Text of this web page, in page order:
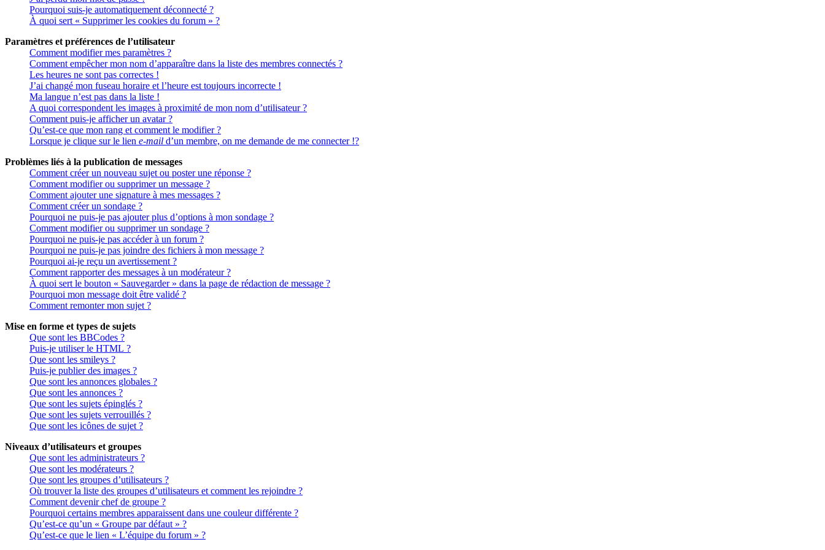
Pourquoi suis-je automatiquement déconnecté ?
À quoi sert « Supprimer les cookies du forum » ?
Paramètres et préférences de l’utilisateur
Comment modifier mes paramètres ?
Comment empêcher mon nom d’apparaître dans la liste des membres connectés ?
Les heures ne sont pas correctes !
J’ai changé mon fuseau horaire et l’heure est toujours incorrecte !
Ma langue n’est pas dans la liste !
A quoi correspondent les images à proximité de mon nom d’utilisateur ?
Comment puis-je afficher un avatar ?
Qu’est-ce que mon rang et comment le modifier ?
Lorsque je clique sur le lien e-mail d’un membre, on me demande de me connecter !?
Problèmes liés à la publication de messages
Comment créer un nouveau sujet ou poster une réponse ?
Comment modifier ou supprimer un message ?
Comment ajouter une signature à mes messages ?
Comment créer un sondage ?
Pourquoi ne puis-je pas ajouter plus d’options à mon sondage ?
Comment modifier ou supprimer un sondage ?
Pourquoi ne puis-je pas accéder à un forum ?
Pourquoi ne puis-je pas joindre des fichiers à mon message ?
Pourquoi ai-je reçu un avertissement ?
Comment rapporter des messages à un modérateur ?
À quoi sert le bouton « Sauvegarder » dans la page de rédaction de message ?
Pourquoi mon message doit être validé ?
Comment remonter mon sujet ?
Mise en forme et types de sujets
Que sont les BBCodes ?
Puis-je utiliser le HTML ?
Que sont les smileys ?
Puis-je publier des images ?
Que sont les annonces globales ?
Que sont les annonces ?
Que sont les sujets épinglés ?
Que sont les sujets verrouillés ?
Que sont les icônes de sujet ?
Niveaux d’utilisateurs et groupes
Que sont les administrateurs ?
Que sont les modérateurs ?
Que sont les groupes d’utilisateurs ?
Où trouver la liste des groupes d’utilisateurs et comment les rejoindre ?
Comment devenir chef de groupe ?
Pourquoi certains membres apparaissent dans une couleur différente ?
Qu’est-ce qu’un « Groupe par défaut » ?
Qu’est-ce que le lien « L’équipe du forum » ?